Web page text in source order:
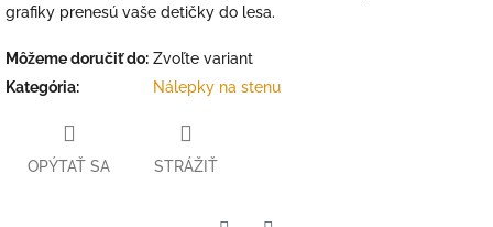
grafiky prenesú vaše detičky do lesa.
Môžeme doručiť do: Zvoľte variant
Kategória: Nálepky na stenu
OPÝTAŤ SA STRÁŽIŤ